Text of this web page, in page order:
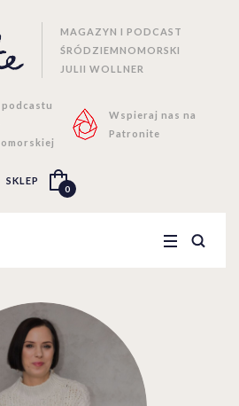
MAGAZYN I PODCAST
ŚRÓDZIEMNOMORSKI
JULII WOLLNER
podcastu
Wspieraj nas na
Patronite
SKLEP
0